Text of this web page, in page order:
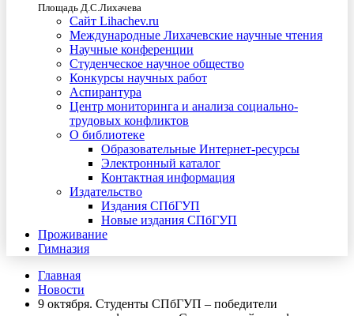
Площадь Д.С.Лихачева
Сайт Lihachev.ru
Международные Лихачевские научные чтения
Научные конференции
Студенческое научное общество
Конкурсы научных работ
Аспирантура
Центр мониторинга и анализа социально-
трудовых конфликтов
О библиотеке
Образовательные Интернет-ресурсы
Электронный каталог
Контактная информация
Издательство
Издания СПбГУП
Новые издания СПбГУП
Проживание
Гимназия
Главная
Новости
9 октября. Студенты СПбГУП – победители